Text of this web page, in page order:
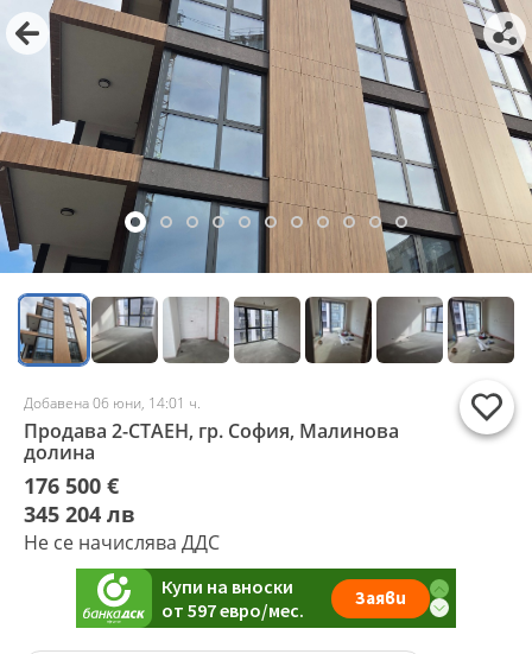
Добавена 06 юни, 14:01 ч.
Продава 2-СТАЕН, гр. София, Малинова
долина
176 500 €
345 204 лв
Не се начислява ДДС